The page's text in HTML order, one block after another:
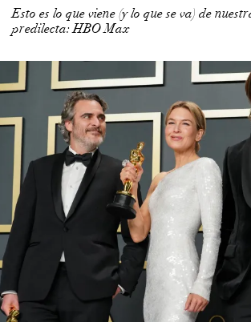
Esto es lo que viene (y lo que se va) de
predilecta: HBO Max